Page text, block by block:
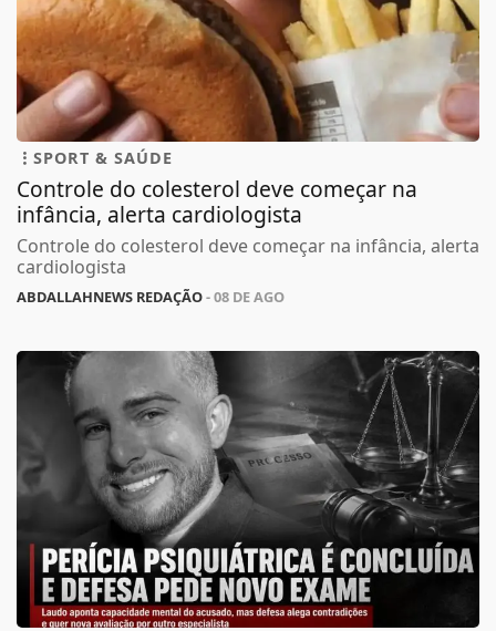
SPORT & SAÚDE
Controle do colesterol deve começar na
infância, alerta cardiologista
Controle do colesterol deve começar na infância, alerta
cardiologista
ABDALLAHNEWS REDAÇÃO- 08 DE AGO